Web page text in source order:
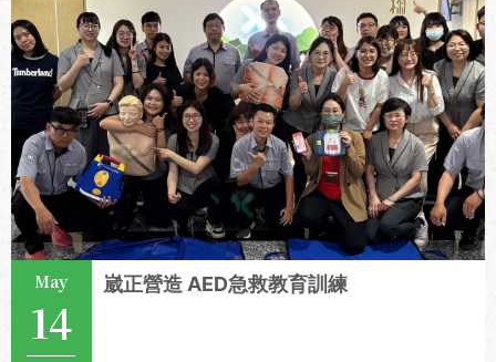
May
14
崴正營造 AED急救教育訓練